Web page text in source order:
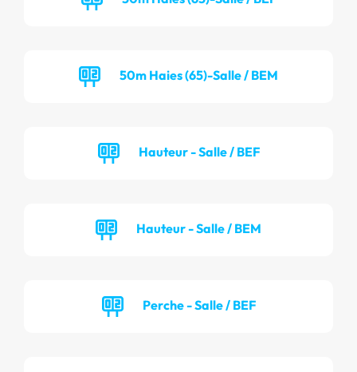
50m Haies (65)-Salle / BEM
Hauteur - Salle / BEF
Hauteur - Salle / BEM
Perche - Salle / BEF